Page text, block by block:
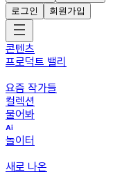
로그인
회원가입
콘텐츠
프로덕트 밸리
요즘 작가들
컬렉션
물어봐
놀이터
새로 나온